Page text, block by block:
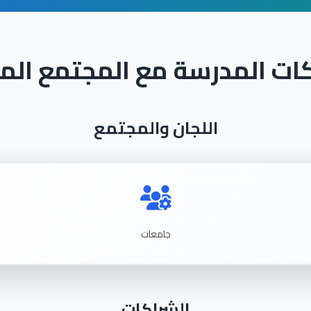
المدرسة مع المجتمع
اللجان والمجتمع
جامعات